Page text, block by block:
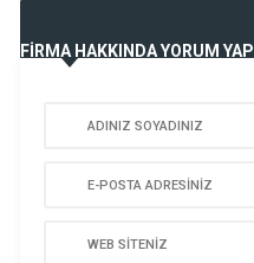
FİRMA HAKKINDA YORUM YAP